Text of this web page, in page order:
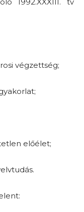
1992.XXXIII. tv
végzettség;
előélet;